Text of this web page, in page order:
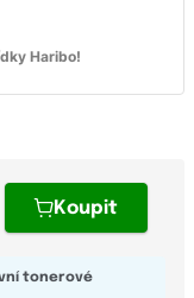
Haribo!
Koupit
tonerové